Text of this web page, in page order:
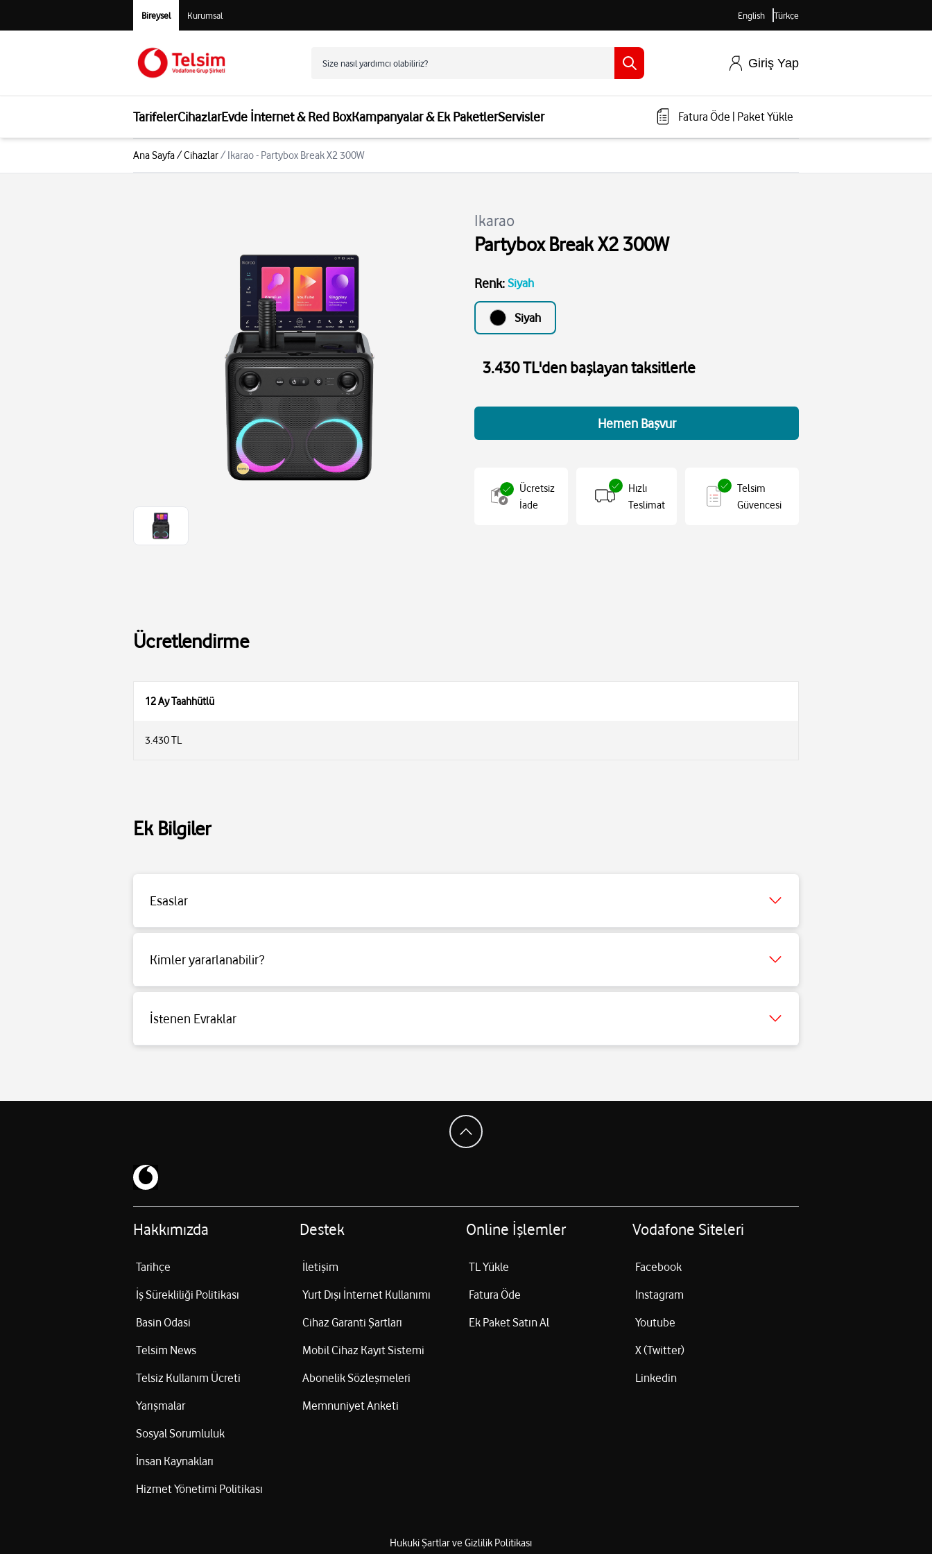
Bireysel Kurumsal English Türkçe
Giriş Yap
TarifelerCihazlarEvde İnternet & Red BoxKampanyalar & Ek PaketlerServisler Fatura Öde Paket Yükle
Ana Sayfa/Cihazlar/ Ikarao - Partybox Break X2 300W
Ikarao
Partybox Break X2 300W
Renk: Siyah
Siyah
3.430 TL'den başlayan taksitlerle
Hemen Başvur
Ücretsiz
İade
Hızlı
Teslimat
Telsim
Güvencesi
Ücretlendirme
12 Ay Taahhütlü
3.430 TL
Ek Bilgiler
Esaslar
Detaylı bilgi içintıklayınız.
Kimler yararlanabilir?
Detaylı bilgi içintıklayınız.
İstenen Evraklar
Detaylı bilgi içintıklayınız.
Hakkımızda
Tarihçe
İş Sürekliliği Politikası
Basin Odasi
Telsim News
Telsiz Kullanım Ücreti
Yarışmalar
Sosyal Sorumluluk
İnsan Kaynakları
Hizmet Yönetimi Politikası
Destek
İletişim
Yurt Dışı İnternet Kullanımı
Cihaz Garanti Şartları
Mobil Cihaz Kayıt Sistemi
Abonelik Sözleşmeleri
Memnuniyet Anketi
Online İşlemler
TL Yükle
Fatura Öde
Ek Paket Satın Al
Vodafone Siteleri
Facebook
Instagram
Youtube
X (Twitter)
Linkedin
Hukuki Şartlar ve Gizlilik Politikası